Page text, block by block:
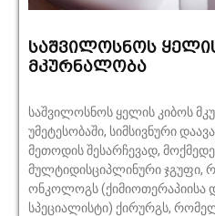
საშვილოსნოს
მკურნალობა
საშვილოსნოს ყელის კიბოს
უმეტესობაში, სიმსივნური
მეთოდის შესარჩევად,
მულტიდისციპლინური ჯგუფი,
ონკოლოგს (ქიმიოთერაპიისა
სპეციალისტი) ქირურგს,